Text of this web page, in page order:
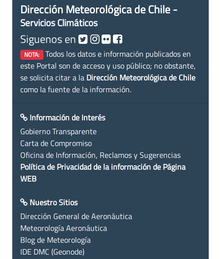
Dirección Meteorológica de Chile -
Servicios Climáticos
Siguenos en
NOTA: Todos los datos e información publicados en
este Portal son de acceso y uso público; no obstante,
se solicita citar a la Dirección Meteorológica de Chile
como la fuente de la información.
Información de Interés
Gobierno Transparente
Carta de Compromiso
Oficina de Información, Reclamos y Sugerencias
Política de Privacidad de la información de Página
WEB
Nuestro Sitios
Dirección General de Aeronáutica
Meteorología Aeronáutica
Blog de Meteorología
IDE DMC (Geonode)